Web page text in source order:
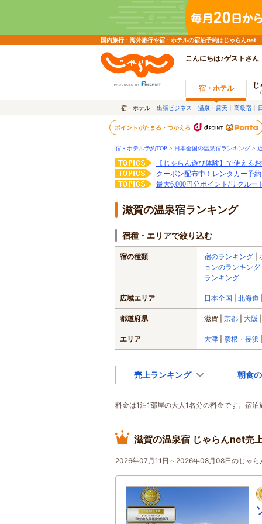
国内旅行・海外旅行や宿・ホテルの宿泊予約はじゃらんnet
こんにちは♪ゲストさん
宿・ホテル じ
宿・ホテル 出張ビジネス 温泉・露天 高級宿
ポイントがたまる・つかえる
宿・ホテル予約TOP > 日本全国の温泉宿ランキング >
【じゃらん遊び体験】で使える
クーポン配布中！レンタカー予
最大6,000円分ポイント/リクルー
滋賀の温泉宿ランキング
宿種・エリアで絞り込む
宿の種類 宿のランキング
ョンのランキング
ランキング
広域エリア 日本全国 北海道
都道府県 滋賀 京都 大阪
エリア 大津 彦根・長浜
売上ランキング 朝食
料金は1泊1部屋の大人1名分の料金です。宿
滋賀の温泉宿 じゃらんnet売
2026年07月11日～2026年08月08日のじゃ